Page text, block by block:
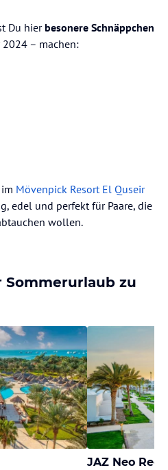
Du hierbesonere Schnäppchen
– machen:
Mövenpick Resort El Quseir
edel und perfekt für Paare, die
wollen.
Sommerurlaub zu
JAZ Neo Reef